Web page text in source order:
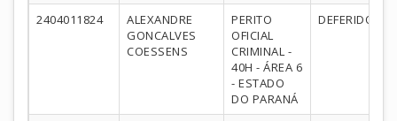
2404011824
ALEXANDRE
GONCALVES
COESSENS
PERITO
OFICIAL
CRIMINAL -
40H - ÁREA 6
- ESTADO
DO PARANÁ
DEFERIDO